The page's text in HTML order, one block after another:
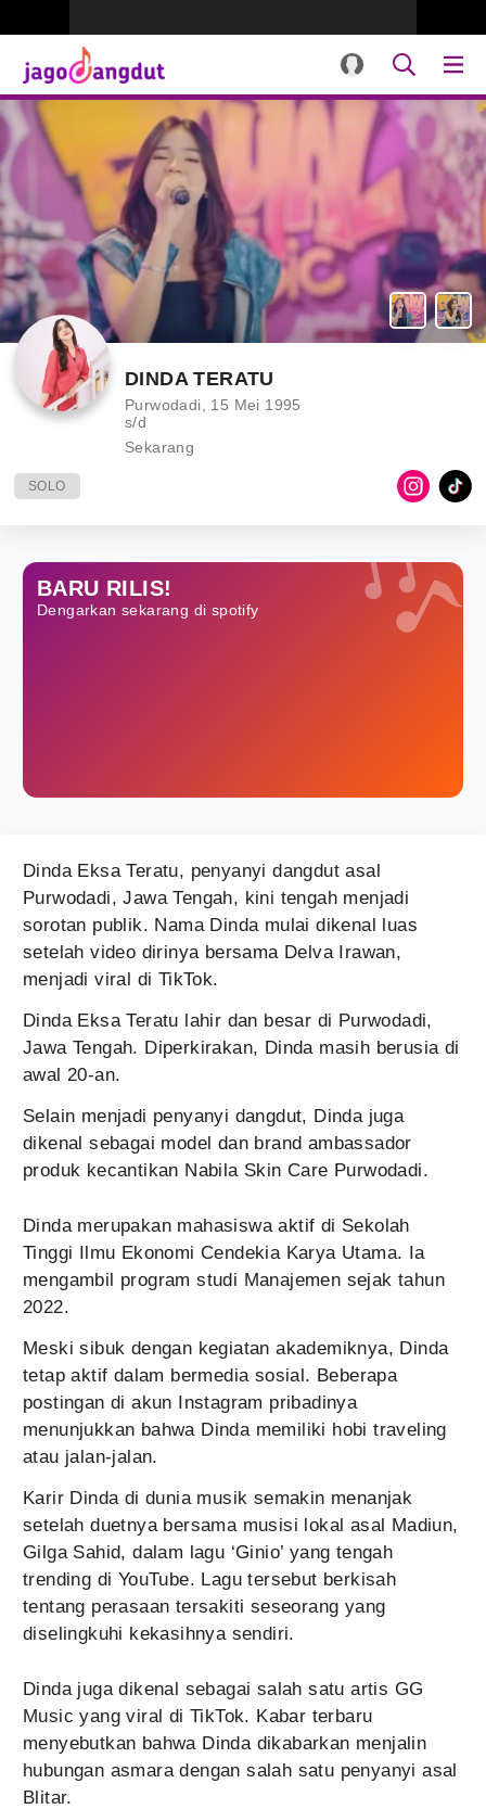
DINDA TERATU
Purwodadi, 15 Mei 1995
s/d
Sekarang
SOLO
BARU RILIS!
Dengarkan sekarang di spotify
Dinda Eksa Teratu, penyanyi dangdut asal
Purwodadi, Jawa Tengah, kini tengah menjadi
sorotan publik. Nama Dinda mulai dikenal luas
setelah video dirinya bersama Delva Irawan,
menjadi viral di TikTok.
Dinda Eksa Teratu lahir dan besar di Purwodadi,
Jawa Tengah. Diperkirakan, Dinda masih berusia di
awal 20-an.
Selain menjadi penyanyi dangdut, Dinda juga
dikenal sebagai model dan brand ambassador
produk kecantikan Nabila Skin Care Purwodadi.
Dinda merupakan mahasiswa aktif di Sekolah
Tinggi Ilmu Ekonomi Cendekia Karya Utama. Ia
mengambil program studi Manajemen sejak tahun
2022.
Meski sibuk dengan kegiatan akademiknya, Dinda
tetap aktif dalam bermedia sosial. Beberapa
postingan di akun Instagram pribadinya
menunjukkan bahwa Dinda memiliki hobi traveling
atau jalan-jalan.
Karir Dinda di dunia musik semakin menanjak
setelah duetnya bersama musisi lokal asal Madiun,
Gilga Sahid, dalam lagu ‘Ginio’ yang tengah
trending di YouTube. Lagu tersebut berkisah
tentang perasaan tersakiti seseorang yang
diselingkuhi kekasihnya sendiri.
Dinda juga dikenal sebagai salah satu artis GG
Music yang viral di TikTok. Kabar terbaru
menyebutkan bahwa Dinda dikabarkan menjalin
hubungan asmara dengan salah satu penyanyi asal
Blitar.